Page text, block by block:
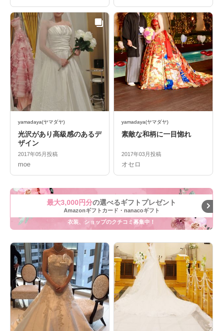
yamadaya(ヤマダヤ)
光沢があり高級感のあるデ
ザイン
2017年05月投稿
moe
yamadaya(ヤマダヤ)
素敵な和柄に一目惚れ
2017年03月投稿
オセロ
最大3,000円分の選べるギフトプレゼント
Amazonギフトカード・nanacoギフト
衣装、ショップのクチコミ募集中！